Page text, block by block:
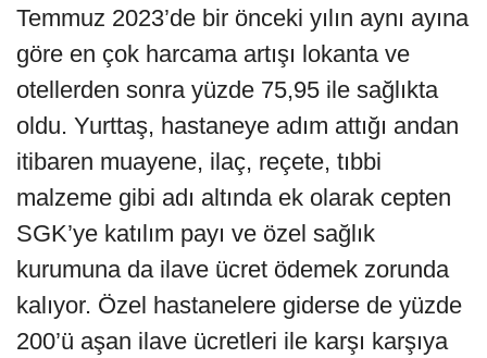
Temmuz 2023’de bir önceki yılın aynı ayına
göre en çok harcama artışı lokanta ve
otellerden sonra yüzde 75,95 ile sağlıkta
oldu. Yurttaş, hastaneye adım attığı andan
itibaren muayene, ilaç, reçete, tıbbi
malzeme gibi adı altında ek olarak cepten
SGK’ye katılım payı ve özel sağlık
kurumuna da ilave ücret ödemek zorunda
kalıyor. Özel hastanelere giderse de yüzde
200’ü aşan ilave ücretleri ile karşı karşıya